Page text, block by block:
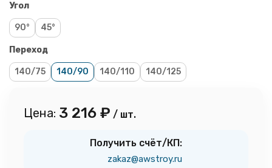
Угол
90° 45°
Переход
140/75 140/90 140/110 140/125
Цена: 3 216 ₽ / шт.
Получить счёт/КП:
zakaz@awstroy.ru